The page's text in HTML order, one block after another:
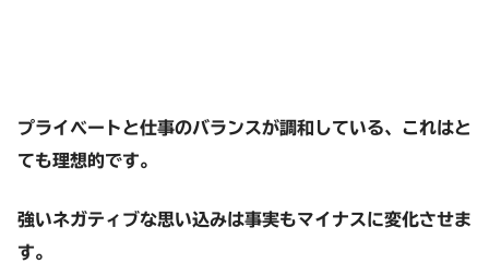
プライベートと仕事のバランスが調和している、これはと
ても理想的です。
強いネガティブな思い込みは事実もマイナスに変化させま
す。